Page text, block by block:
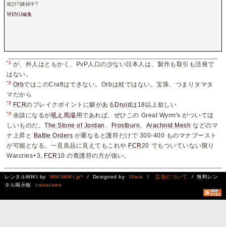
総計? |接続中 ?
MENU編集
*1 が、外人はともかく、PvP人口の少ない日本人は、製作も取引も活発で
はない。
*2 OrbではこのCraftはできない。Orbは杖ではない。宝珠、つまりタマタ
マだから
*3 FCRのブレイクポイントに癖がある Druidは18以上欲しい
*4 余談になるが吼え馬場用であれば、ぜひこの Great Wyrm's がついてほ
しいものだ。The Stone of Jordan Frostburn Arachnid Mesh などのマ
ナ上昇と
Battle Orders が重なると護符だけで 300-400 ものマナブースト
が可能となる。一見良品に見えてもこれや FCR20 でもついていない限り
Warcries+3,
FCR 10 の青護符の方が強い。
レンタルWIKI by WIKIWIKI.jp* / Designed by Olivia / 広告について
/ 無料レン
タル掲示板
zawazawa